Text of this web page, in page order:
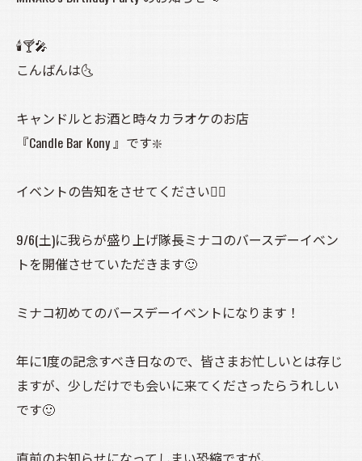
🕯️🍸️🎤
こんばんは🌜️
キャンドルとお酒と時々カラオケのお店
『Candle Bar Kony 』です❇️
イベントの告知をさせてください🙇‍♀️
9/6(土)に我らが盛り上げ隊長ミナコのバースデーイベン
トを開催させていただきます🙂
ミナコ初めてのバースデーイベントになります！
年に1度の記念すべき日なので、皆さまお忙しいとは存じ
ますが、少しだけでも会いに来てくださったらうれしい
です🙂